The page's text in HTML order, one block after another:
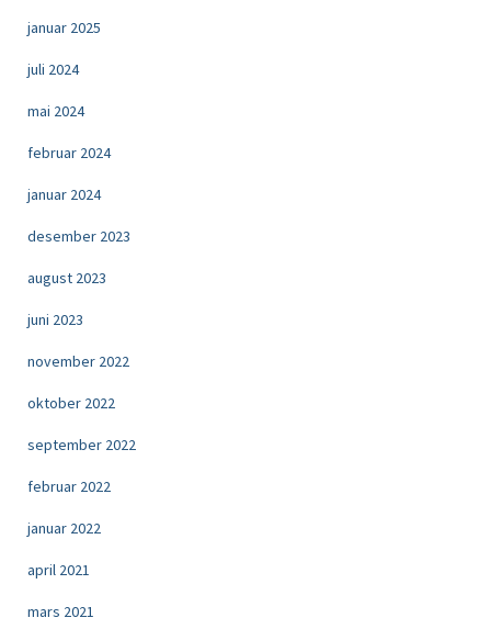
januar 2025
juli 2024
mai 2024
februar 2024
januar 2024
desember 2023
august 2023
juni 2023
november 2022
oktober 2022
september 2022
februar 2022
januar 2022
april 2021
mars 2021